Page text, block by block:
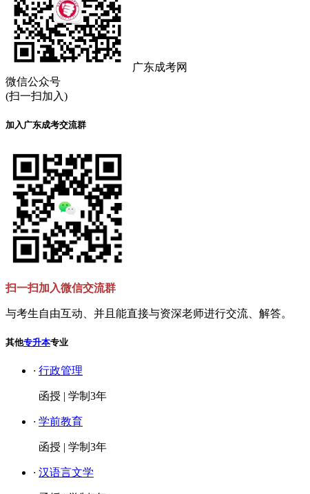
广东成考网
微信公众号
(扫一扫加入)
加入广东成考交流群
扫一扫加入微信交流群
与考生自由互动、并且能直接与资深老师进行交流、解答。
其他专升本专业
· 行政管理
函授 | 学制3年
· 学前教育
函授 | 学制3年
· 汉语言文学